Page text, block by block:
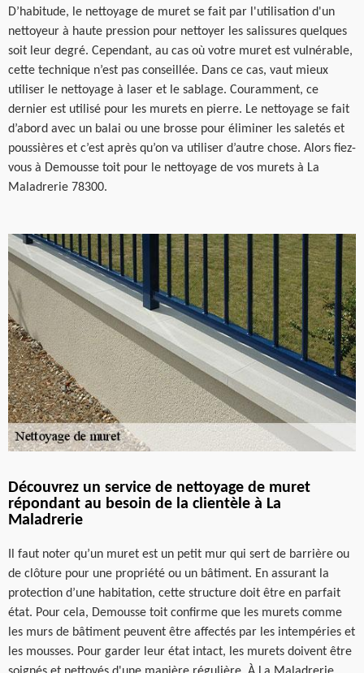
D’habitude, le nettoyage de muret se fait par l'utilisation d'un
nettoyeur à haute pression pour nettoyer les salissures quelques
soit leur degré. Cependant, au cas où votre muret est vulnérable,
cette technique n’est pas conseillée. Dans ce cas, vaut mieux
utiliser le nettoyage à laser et le sablage. Couramment, ce
dernier est utilisé pour les murets en pierre. Le nettoyage se fait
d’abord avec un balai ou une brosse pour éliminer les saletés et
poussières et c’est après qu’on va utiliser d’autre chose. Alors fiez-
vous à Demousse toit pour le nettoyage de vos murets à La
Maladrerie 78300.
Découvrez un service de nettoyage de muret
répondant au besoin de la clientèle à La
Maladrerie
Il faut noter qu’un muret est un petit mur qui sert de barrière ou
de clôture pour une propriété ou un bâtiment. En assurant la
protection d’une habitation, cette structure doit être en parfait
état. Pour cela, Demousse toit confirme que les murets comme
les murs de bâtiment peuvent être affectés par les intempéries et
les mousses. Pour garder leur état intact, les murets doivent être